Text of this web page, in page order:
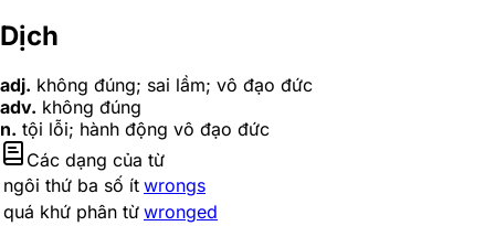
Dịch
adj. không đúng; sai lầm; vô đạo đức
adv. không đúng
n. tội lỗi; hành động vô đạo đức
Các dạng của từ
ngôi thứ ba số ít wrongs
quá khứ phân từ wronged